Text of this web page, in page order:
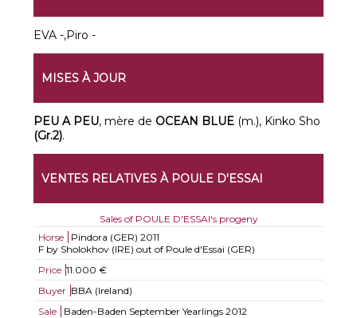
EVA -,Piro -
MISES À JOUR
PEU A PEU, mère de OCEAN BLUE (m.), Kinko Sho
(Gr.2).
VENTES RELATIVES À POULE D'ESSAI
Sales of POULE D'ESSAI's progeny
Horse
Pindora (GER) 2011
F by Sholokhov (IRE) out of Poule d'Essai (GER)
Price 11.000 €
Buyer BBA (Ireland)
Sale
Baden-Baden September Yearlings 2012